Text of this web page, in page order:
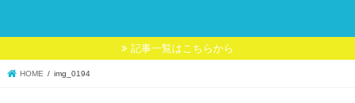
記事一覧はこちらから
HOME img_0194